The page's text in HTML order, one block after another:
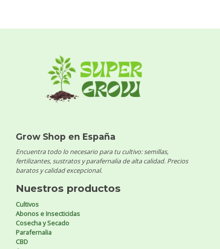
Grow Shop en España
Encuentra todo lo necesario para tu cultivo: semillas,
fertilizantes, sustratos y parafernalia de alta calidad. Precios
baratos y calidad excepcional.
Nuestros productos
Cultivos
Abonos e Insecticidas
Cosecha y Secado
Parafernalia
CBD